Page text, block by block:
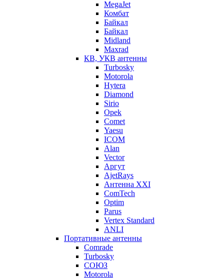
MegaJet
Комбат
Байкал
Байкал
Midland
Maxrad
КВ, УКВ антенны
Turbosky
Motorola
Hytera
Diamond
Sirio
Opek
Comet
Yaesu
ICOM
Alan
Vector
Аргут
AjetRays
Антенна XXI
ComTech
Optim
Parus
Vertex Standard
ANLI
Портативные антенны
Comrade
Turbosky
СОЮЗ
Motorola